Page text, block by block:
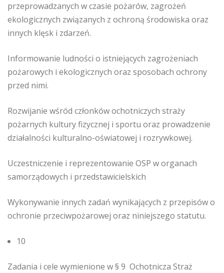
przeprowadzanych w czasie pożarów, zagrożeń
ekologicznych związanych z ochroną środowiska oraz
innych klęsk i zdarzeń.
Informowanie ludności o istniejących zagrożeniach
pożarowych i ekologicznych oraz sposobach ochrony
przed nimi.
Rozwijanie wśród członków ochotniczych straży
pożarnych kultury fizycznej i sportu oraz prowadzenie
działalności kulturalno-oświatowej i rozrywkowej.
Uczestniczenie i reprezentowanie OSP w organach
samorządowych i przedstawicielskich
Wykonywanie innych zadań wynikających z przepisów o
ochronie przeciwpożarowej oraz niniejszego statutu.
10
Zadania i cele wymienione w § 9 Ochotnicza Straż